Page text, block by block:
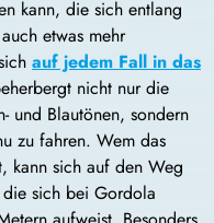
kann, die sich entlang
etwas mehr
auf jedem Fall in das
nicht nur die
und Blautönen, sondern
zu fahren. Wem das
kann sich auf den Weg
die sich bei Gordola